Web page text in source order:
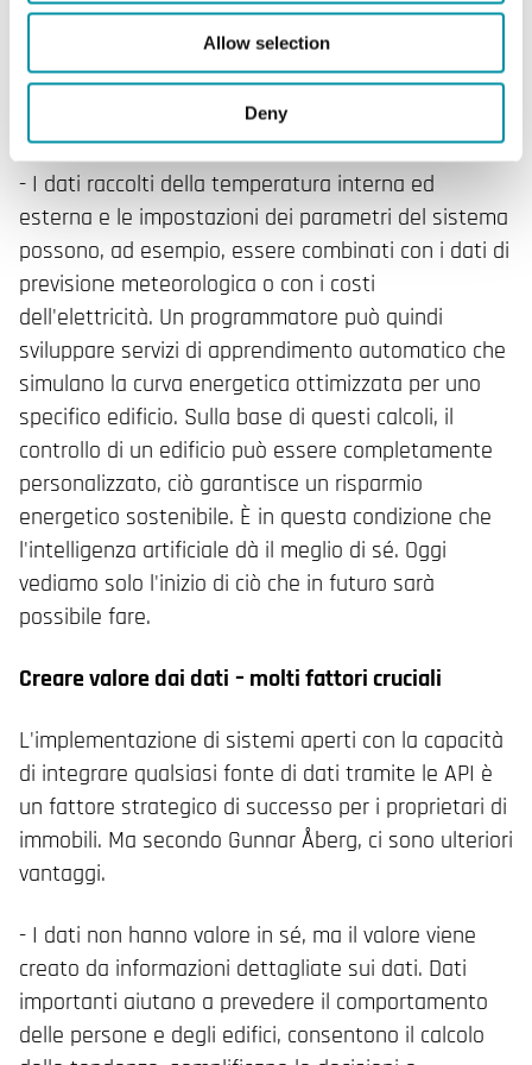
Allow selection
Deny
sviluppo di servizi basati sull'Intelligenza Artificiale.
Con le piattaforme aperte di gestione degli edifici,
tutti i dati possono essere coordinati per ottenere
- I dati raccolti della temperatura interna ed
esterna e le impostazioni dei parametri del sistema
possono, ad esempio, essere combinati con i dati di
previsione meteorologica o con i costi
dell'elettricità. Un programmatore può quindi
sviluppare servizi di apprendimento automatico che
simulano la curva energetica ottimizzata per uno
specifico edificio. Sulla base di questi calcoli, il
controllo di un edificio può essere completamente
personalizzato, ciò garantisce un risparmio
energetico sostenibile. È in questa condizione che
l'intelligenza artificiale dà il meglio di sé. Oggi
vediamo solo l'inizio di ciò che in futuro sarà
possibile fare.
Creare valore dai dati – molti fattori cruciali
L'implementazione di sistemi aperti con la capacità
di integrare qualsiasi fonte di dati tramite le API è
un fattore strategico di successo per i proprietari di
immobili. Ma secondo Gunnar Åberg, ci sono ulteriori
vantaggi.
- I dati non hanno valore in sé, ma il valore viene
creato da informazioni dettagliate sui dati. Dati
importanti aiutano a prevedere il comportamento
delle persone e degli edifici, consentono il calcolo